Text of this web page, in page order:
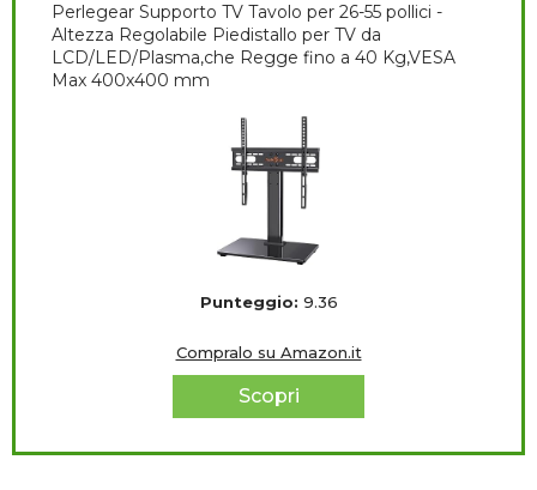
Perlegear Supporto TV Tavolo per 26-55 pollici -
Altezza Regolabile Piedistallo per TV da
LCD/LED/Plasma,che Regge fino a 40 Kg,VESA
Max 400x400 mm
Punteggio: 9.36
Compralo su Amazon.it
Scopri